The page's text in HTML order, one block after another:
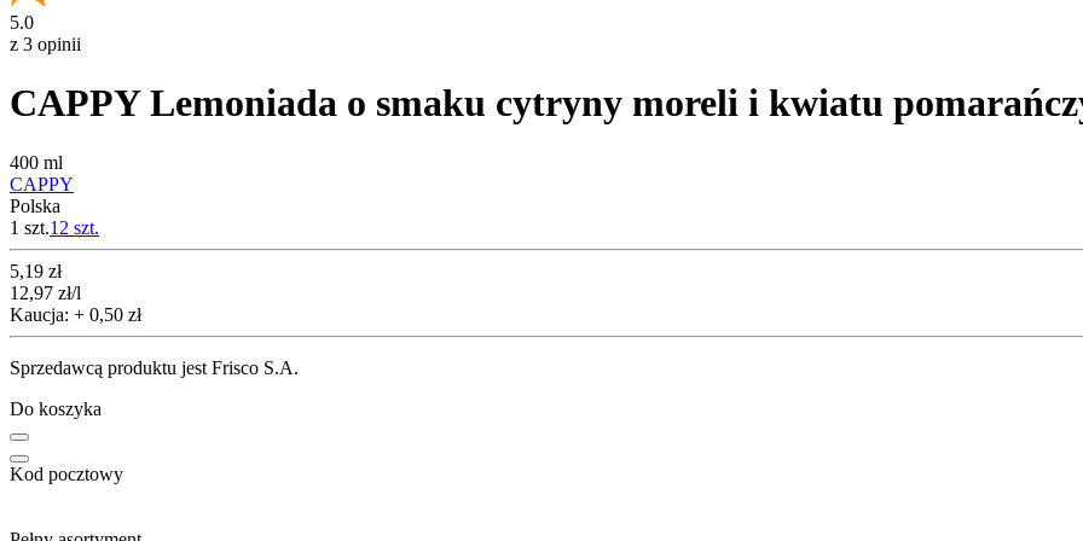
5.0
z 3 opinii
CAPPY Lemoniada o smaku cytryny moreli i kwiatu
400 ml
CAPPY
Polska
1 szt.12 szt.
Cena
5,19 zł
12,97 zł/l
Kaucja: + 0,50 zł
Sprzedawcą produktu jest Frisco S.A.
Do koszyka
Kod pocztowy